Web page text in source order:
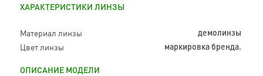
ХАРАКТЕРИСТИКИ ЛИНЗЫ
Материал линзы демолинзы
Цвет линзы маркировка бренда.
ОПИСАНИЕ МОДЕЛИ